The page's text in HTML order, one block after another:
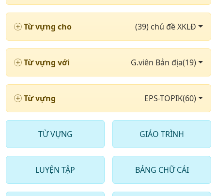
11. Chủ đề thị trường chứng khoán
14. Chủ đề xuất nhập khẩu
15. Địa lí & thiên văn với Những cung hoàng đạo
16. Chủ đề động từ thường dùng phần 1
. Chủ đề động từ thường dùng phần 2
18. Chủ đề động từ thường dùng phần 3
. Chủ đề động từ thường dùng phần 4
20. Chủ đề động từ thường dùng phần 5
Từ vựng cho (39) chủ đề XKLĐ
Từ vựng với G.viên Bản địa(19)
Từ vựng EPS-TOPIK(60)
TỪ VỰNG GIÁO TRÌNH
LUYỆN TẬP BẢNG CHỮ CÁI